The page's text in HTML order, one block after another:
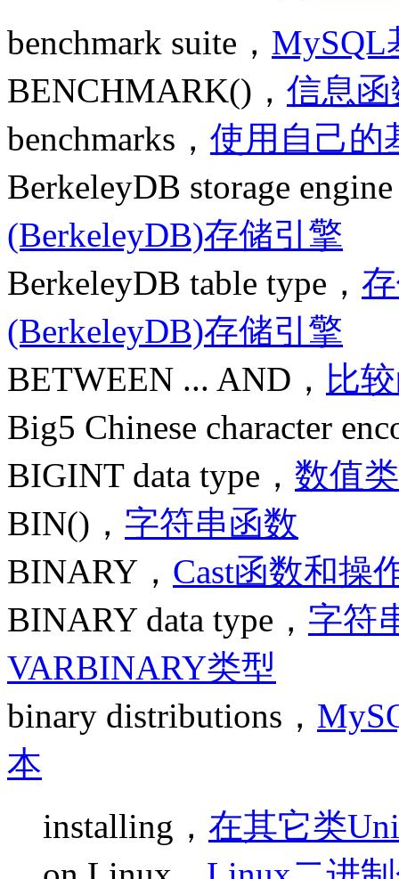
benchmark suite， MySQL
BENCHMARK()， 信息函
benchmarks， 使用自己的
BerkeleyDB storage
(BerkeleyDB)存储引擎
BerkeleyDB table type，
(BerkeleyDB)存储引擎
BETWEEN ... AND， 比
Big5 Chinese character
BIGINT data type， 数值
BIN()， 字符串函数
BINARY， Cast函数和操
BINARY data type， 字符
VARBINARY类型
binary distributions，
本
installing， 在其它类